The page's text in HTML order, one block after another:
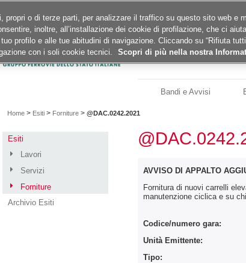
AA A
Bandi e Avvisi
Home > Esiti > Forniture > @DAC.0242.2021
Esiti
Lavori
Servizi
Forniture
Archivio Esiti
AVVISO DI APPALTO
Fornitura di nuovi carrelli
manutenzione ciclica e su
Codice/numero gara:
Unità Emittente:
Tipo:
propri o di terze parti, per analizzare il traffico su questo sito web e
inoltre, all’installazione dei cookie di profilazione, che ci
profilo e alle tue abitudini di navigazione. Cliccando su “Rifiuta
con i soli cookie tecnici.
Scopri di più nella nostra